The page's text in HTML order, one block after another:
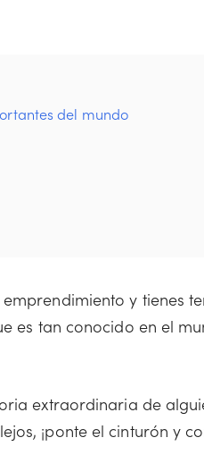
del mundo
y tienes
es tan conocido en el
extraordinaria de
¡ponte el cinturón y